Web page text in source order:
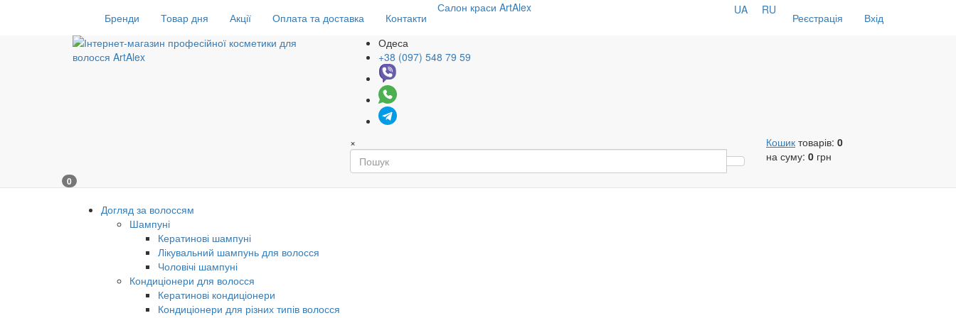
Бренди Товар дня Акції Оплата та доставка Контакти
Салон краси ArtAlex
Реєстрація Вхід
UA RU
Одеса
+38 (097) 548 79 59
× Кошик товарів: 0
на суму: 0 грн
0
Догляд за волоссям
Шампуні
Кератинові шампуні
Лікувальний шампунь для волосся
Чоловічі шампуні
Кондиціонери для волосся
Кератинові кондиціонери
Кондиціонери для різних типів волосся